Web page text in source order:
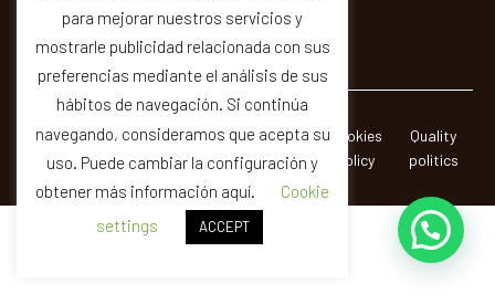
© REGAS ·
CERAMICAS SIR SA
Legal
Notice
Privacity
Policy
Cookies
Policy
Quality
politics
para mejorar nuestros servicios y
mostrarle publicidad relacionada con sus
preferencias mediante el análisis de sus
hábitos de navegación. Si continúa
navegando, consideramos que acepta su
uso. Puede cambiar la configuración y
obtener más información aquí.
Cookie
settings
ACCEPT